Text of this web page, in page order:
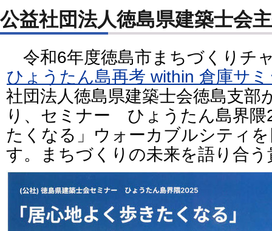
公益社団法人徳島県建築士会
令和6年度徳島市まちづくりチ
ひょうたん島再考 within 倉庫サ
社団法人徳島県建築士会徳島支部
り、セミナー ひょうたん島界隈
たくなる」ウォーカブルシティ
す。まちづくりの未来を語り合